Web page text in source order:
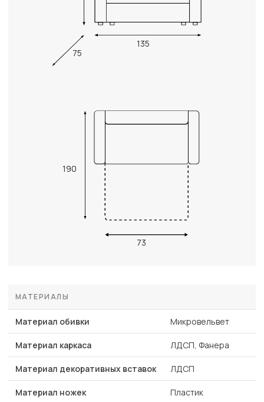
135
75
190
73
МАТЕРИАЛЫ
Материал обивки Микровельвет
Материал каркаса ЛДСП, Фанера
Материал декоративных вставок ЛДСП
Материал ножек Пластик